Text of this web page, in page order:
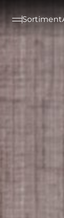
Sortiment